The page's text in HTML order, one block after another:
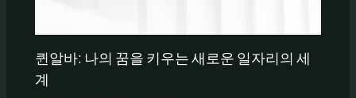
퀸알바: 나의 꿈을 키우는 새로운 일자리의 세
계